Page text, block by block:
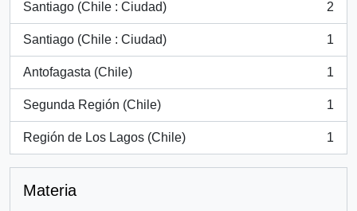
Santiago (Chile : Ciudad)
, 2 resultados
2
Santiago (Chile : Ciudad)
, 1 resultados
1
Antofagasta (Chile)
, 1 resultados
1
Segunda Región (Chile)
, 1 resultados
1
Región de Los Lagos (Chile)
, 1 resultados
1
Materia